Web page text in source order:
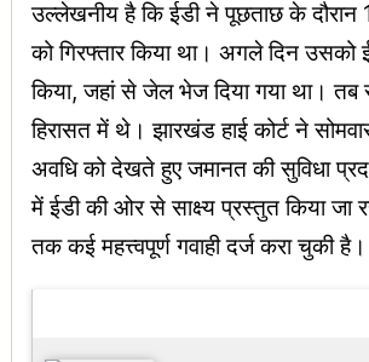
उल्लेखनीय है कि ईडी ने पूछताछ के
को गिरफ्तार किया था। अगले दिन उसको
किया, जहां से जेल भेज दिया गया था। तब
हिरासत में थे। झारखंड हाई कोर्ट ने
अवधि को देखते हुए जमानत की सुविधा
में ईडी की ओर से साक्ष्य प्रस्तुत किया जा
तक कई महत्त्वपूर्ण गवाही दर्ज करा चुकी है।